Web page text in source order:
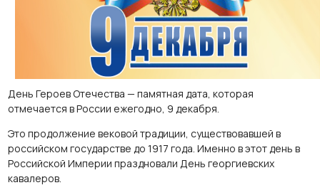
День Героев Отечества — памятная дата, которая
отмечается в России ежегодно, 9 декабря.
Это продолжение вековой традиции, существовавшей в
российском государстве до 1917 года. Именно в этот день в
Российской Империи праздновали День георгиевских
кавалеров.